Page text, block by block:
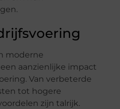
moderne
aanzienlijke impact
Van verbeterde
tot hogere
zijn talrijk.